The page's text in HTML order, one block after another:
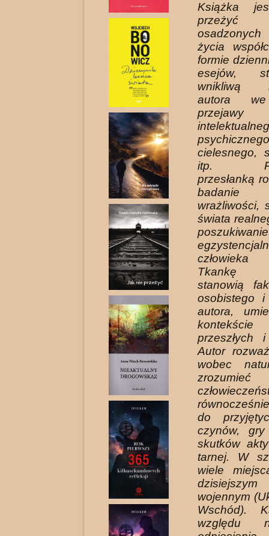
Książka
życia
formie
esejów,
wnikliwą
autora
cielesnego,
itp.
przesłanką
badanie
wrażliwości,
świata
Tkankę
stanowią
osobistego i
autora,
przeszłych
Autor
wobec
do
czynów, gry
skutków
tarnej. W
wiele
wojennym
Wschód).
względu